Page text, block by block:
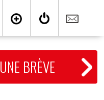
UNE BRÈVE